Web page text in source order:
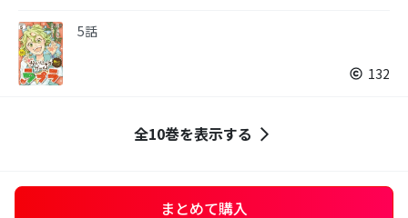
5話
132
全10巻を表示する
まとめて購入